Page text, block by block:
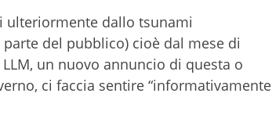
dallo tsunami
del pubblico) cioè dal mese di
un nuovo annuncio di questa o
ci faccia sentire “informativamente